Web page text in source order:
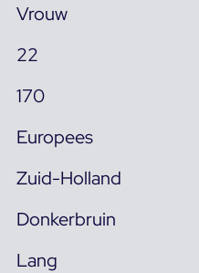
Vrouw
22
170
Europees
Zuid-Holland
Donkerbruin
Lang